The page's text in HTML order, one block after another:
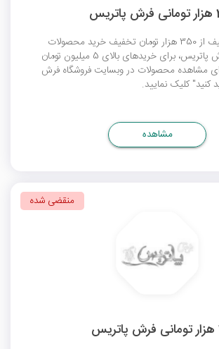
با وراد کردن کد تخفیف از 350 هزار تومان تخفیف خرید محصولات
فروشگاه اینترنتی فرش پاتریس، برای خریدهای بالای 5 میلیون تومان
مشاهده محصولات در وبسایت فروشگاه فرش
کنید" کلیک نمایید.
مشاهده
منقضی شده